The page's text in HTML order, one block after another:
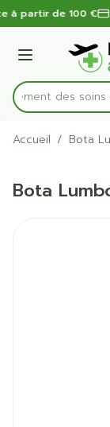
Aller au contenu
1 de 1
à partir de 100 €
Menu
Rechercher
des
Accueil / Bota
Bota